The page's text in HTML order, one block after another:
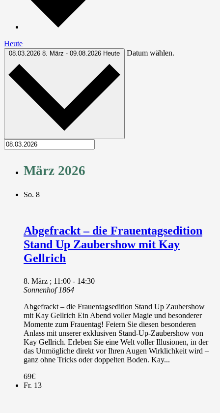
Heute
08.03.2026 8. März - 09.08.2026 Heute Datum wählen.
März 2026
So. 8
Abgefrackt – die Frauentagsedition
Stand Up Zaubershow mit Kay
Gellrich
8. März ; 11:00 - 14:30
Sonnenhof 1864
Abgefrackt – die Frauentagsedition Stand Up Zaubershow
mit Kay Gellrich Ein Abend voller Magie und besonderer
Momente zum Frauentag! Feiern Sie diesen besonderen
Anlass mit unserer exklusiven Stand-Up-Zaubershow von
Kay Gellrich. Erleben Sie eine Welt voller Illusionen, in der
das Unmögliche direkt vor Ihren Augen Wirklichkeit wird –
ganz ohne Tricks oder doppelten Boden. Kay...
69€
Fr. 13